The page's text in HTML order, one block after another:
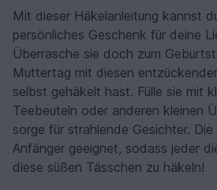
Mit dieser Häkelanleitung kannst
persönliches Geschenk für deine
Überrasche sie doch zum
Muttertag mit diesen
selbst gehäkelt hast. Fülle sie mit
Teebeuteln oder anderen kleinen
sorge für strahlende Gesichter.
Anfänger geeignet, sodass jeder
diese süßen Tässchen zu häkeln!